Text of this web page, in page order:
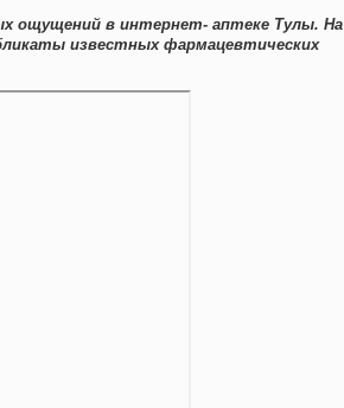
ощущений в интернет- аптеке Тулы. На
известных фармацевтических